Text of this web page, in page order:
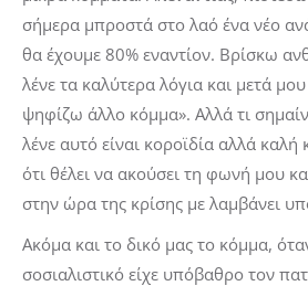
σήμερα μπροστά στο λαό ένα νέο
θα έχουμε 80% εναντίον. Βρίσκω
λένε τα καλύτερα λόγια και μετά μου
ψηφίζω άλλο κόμμα». Αλλά τι
λένε αυτό είναι κοροϊδία αλλά καλή
ότι θέλει να ακούσει τη φωνή μου
στην ώρα της κρίσης με λαμβάνει
Ακόμα και το δικό μας το κόμμα,
σοσιαλιστικό είχε υπόβαθρο τον